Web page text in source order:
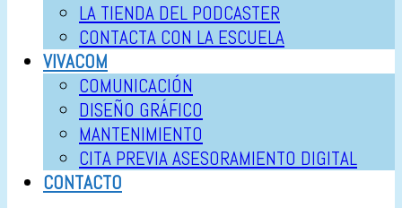
LA TIENDA DEL PODCASTER
CONTACTA CON LA ESCUELA
VIVACOM
COMUNICACIÓN
DISEÑO GRÁFICO
MANTENIMIENTO
CITA PREVIA ASESORAMIENTO DIGITAL
CONTACTO